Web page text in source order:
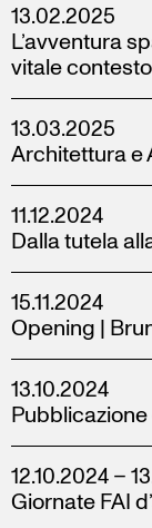
13.02.2025
L’avventura
vitale
13.03.2025
Architettura e
11.12.2024
Dalla tutela
15.11.2024
Opening |
13.10.2024
12.10.2024 –
Giornate FAI